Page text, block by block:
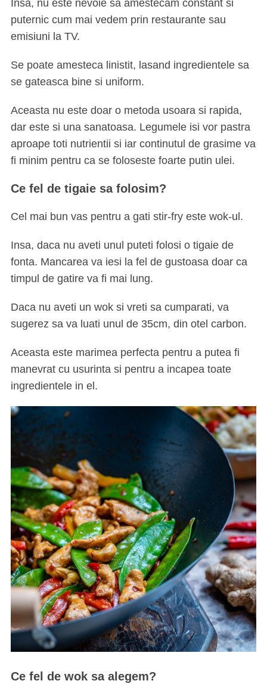
Insa, nu este nevoie sa amestecam constant si
puternic cum mai vedem prin restaurante sau
emisiuni la TV.
Se poate amesteca linistit, lasand ingredientele sa
se gateasca bine si uniform.
Aceasta nu este doar o metoda usoara si rapida,
dar este si una sanatoasa. Legumele isi vor pastra
aproape toti nutrientii si iar continutul de grasime va
fi minim pentru ca se foloseste foarte putin ulei.
Ce fel de tigaie sa folosim?
Cel mai bun vas pentru a gati stir-fry este wok-ul.
Insa, daca nu aveti unul puteti folosi o tigaie de
fonta. Mancarea va iesi la fel de gustoasa doar ca
timpul de gatire va fi mai lung.
Daca nu aveti un wok si vreti sa cumparati, va
sugerez sa va luati unul de 35cm, din otel carbon.
Aceasta este marimea perfecta pentru a putea fi
manevrat cu usurinta si pentru a incapea toate
ingredientele in el.
Ce fel de wok sa alegem?